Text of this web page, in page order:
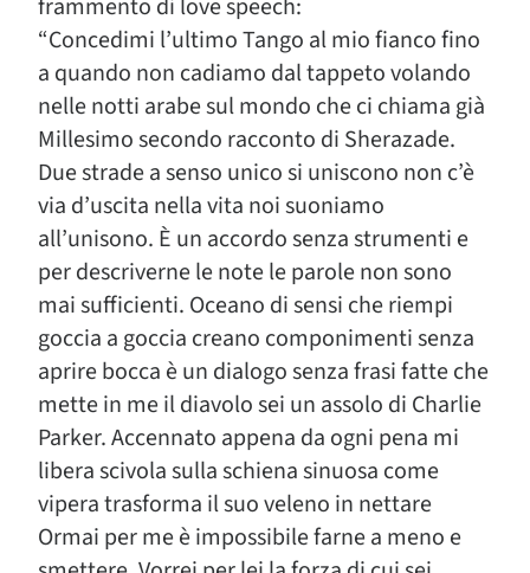
frammento di love speech:
“Concedimi l’ultimo Tango al mio fianco fino
a quando non cadiamo dal tappeto volando
nelle notti arabe sul mondo che ci chiama già
Millesimo secondo racconto di Sherazade.
Due strade a senso unico si uniscono non c’è
via d’uscita nella vita noi suoniamo
all’unisono. È un accordo senza strumenti e
per descriverne le note le parole non sono
mai sufficienti. Oceano di sensi che riempi
goccia a goccia creano componimenti senza
aprire bocca è un dialogo senza frasi fatte che
mette in me il diavolo sei un assolo di Charlie
Parker. Accennato appena da ogni pena mi
libera scivola sulla schiena sinuosa come
vipera trasforma il suo veleno in nettare
Ormai per me è impossibile farne a meno e